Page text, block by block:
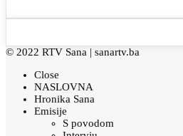
© 2022 RTV Sana | sanartv.ba
Close
NASLOVNA
Hronika Sana
Emisije
S povodom